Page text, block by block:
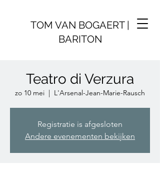
TOM VAN BOGAERT |
BARITON
Teatro di Verzura
zo 10 mei
  |
L'Arsenal-Jean-Marie-Rausch
Registratie is afgesloten
Andere evenementen bekijken